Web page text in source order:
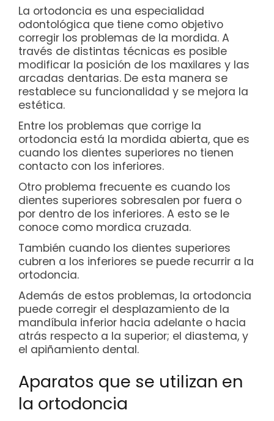
La ortodoncia es una especialidad
odontológica que tiene como objetivo
corregir los problemas de la mordida. A
través de distintas técnicas es posible
modificar la posición de los maxilares y las
arcadas dentarias. De esta manera se
restablece su funcionalidad y se mejora la
estética.
Entre los problemas que corrige la
ortodoncia está la mordida abierta, que es
cuando los dientes superiores no tienen
contacto con los inferiores.
Otro problema frecuente es cuando los
dientes superiores sobresalen por fuera o
por dentro de los inferiores. A esto se le
conoce como mordica cruzada.
También cuando los dientes superiores
cubren a los inferiores se puede recurrir a la
ortodoncia.
Además de estos problemas, la ortodoncia
puede corregir el desplazamiento de la
mandíbula inferior hacia adelante o hacia
atrás respecto a la superior; el diastema, y
el apiñamiento dental.
Aparatos que se utilizan en
la ortodoncia